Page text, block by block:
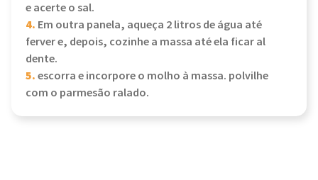
e acerte o sal.
4. Em outra panela, aqueça 2 litros de água até
ferver e, depois, cozinhe a massa até ela ficar al
dente.
5.escorra e incorpore o molho à massa. polvilhe
com o parmesão ralado.